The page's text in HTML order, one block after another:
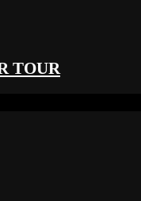
TOUR